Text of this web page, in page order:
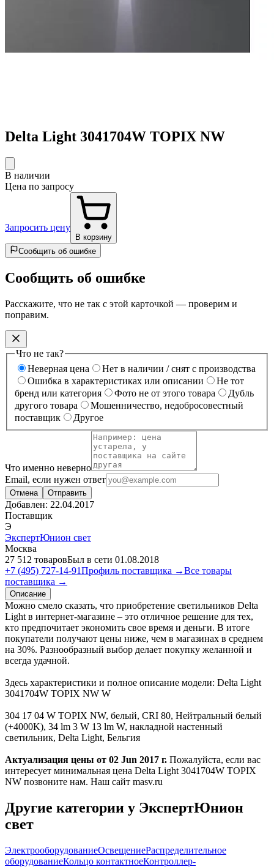
Delta Light 3041704W TOPIX NW
В наличии
Цена по запросу
Запросить цену
В корзину
Сообщить об ошибке
Сообщить об ошибке
Расскажите, что не так с этой карточкой — проверим и
поправим.
Что не так?
Неверная цена
Нет в наличии / снят с производства
Ошибка в характеристиках или описании
Не тот
бренд или категория
Фото не от этого товара
Дубль
другого товара
Мошенничество, недобросовестный
поставщик
Другое
Что именно неверно
Email, если нужен ответ
Отмена Отправить
Добавлен: 22.04.2017
Поставщик
Э
ЭкспертЮнион свет
Москва
27 512 товаровБыл в сети 01.08.2018
+7 (495) 727-14-91Профиль поставщика →Все товары
поставщика →
Описание
Можно смело сказать, что приобретение светильников Delta
Light в интернет-магазине – это отличное решение для тех,
кто предпочитает экономить свое время и деньги. В итоге
покупатели получают цены ниже, чем в магазинах в среднем
на 30%. Разнообразный выбор делает покупку желанной и
всегда удачной.
Здесь характеристики и полное описание модели: Delta Light
3041704W TOPIX NW W
304 17 04 W TOPIX NW, белый, CRI 80, Нейтральный белый
(+4000K), 34 lm 3 W 13 lm W, накладной настенный
светильник, Delta Light, Бельгия
Актуализация цены от 02 Jun 2017 г. Пожалуйста, если вас
интересует минимальная цена Delta Light 3041704W TOPIX
NW позвоните нам. Наш сайт masv.ru
Другие категории у ЭкспертЮнион
свет
ЭлектрооборудованиеОсвещениеРаспределительное
оборудованиеКольцо контактноеКонтроллер-